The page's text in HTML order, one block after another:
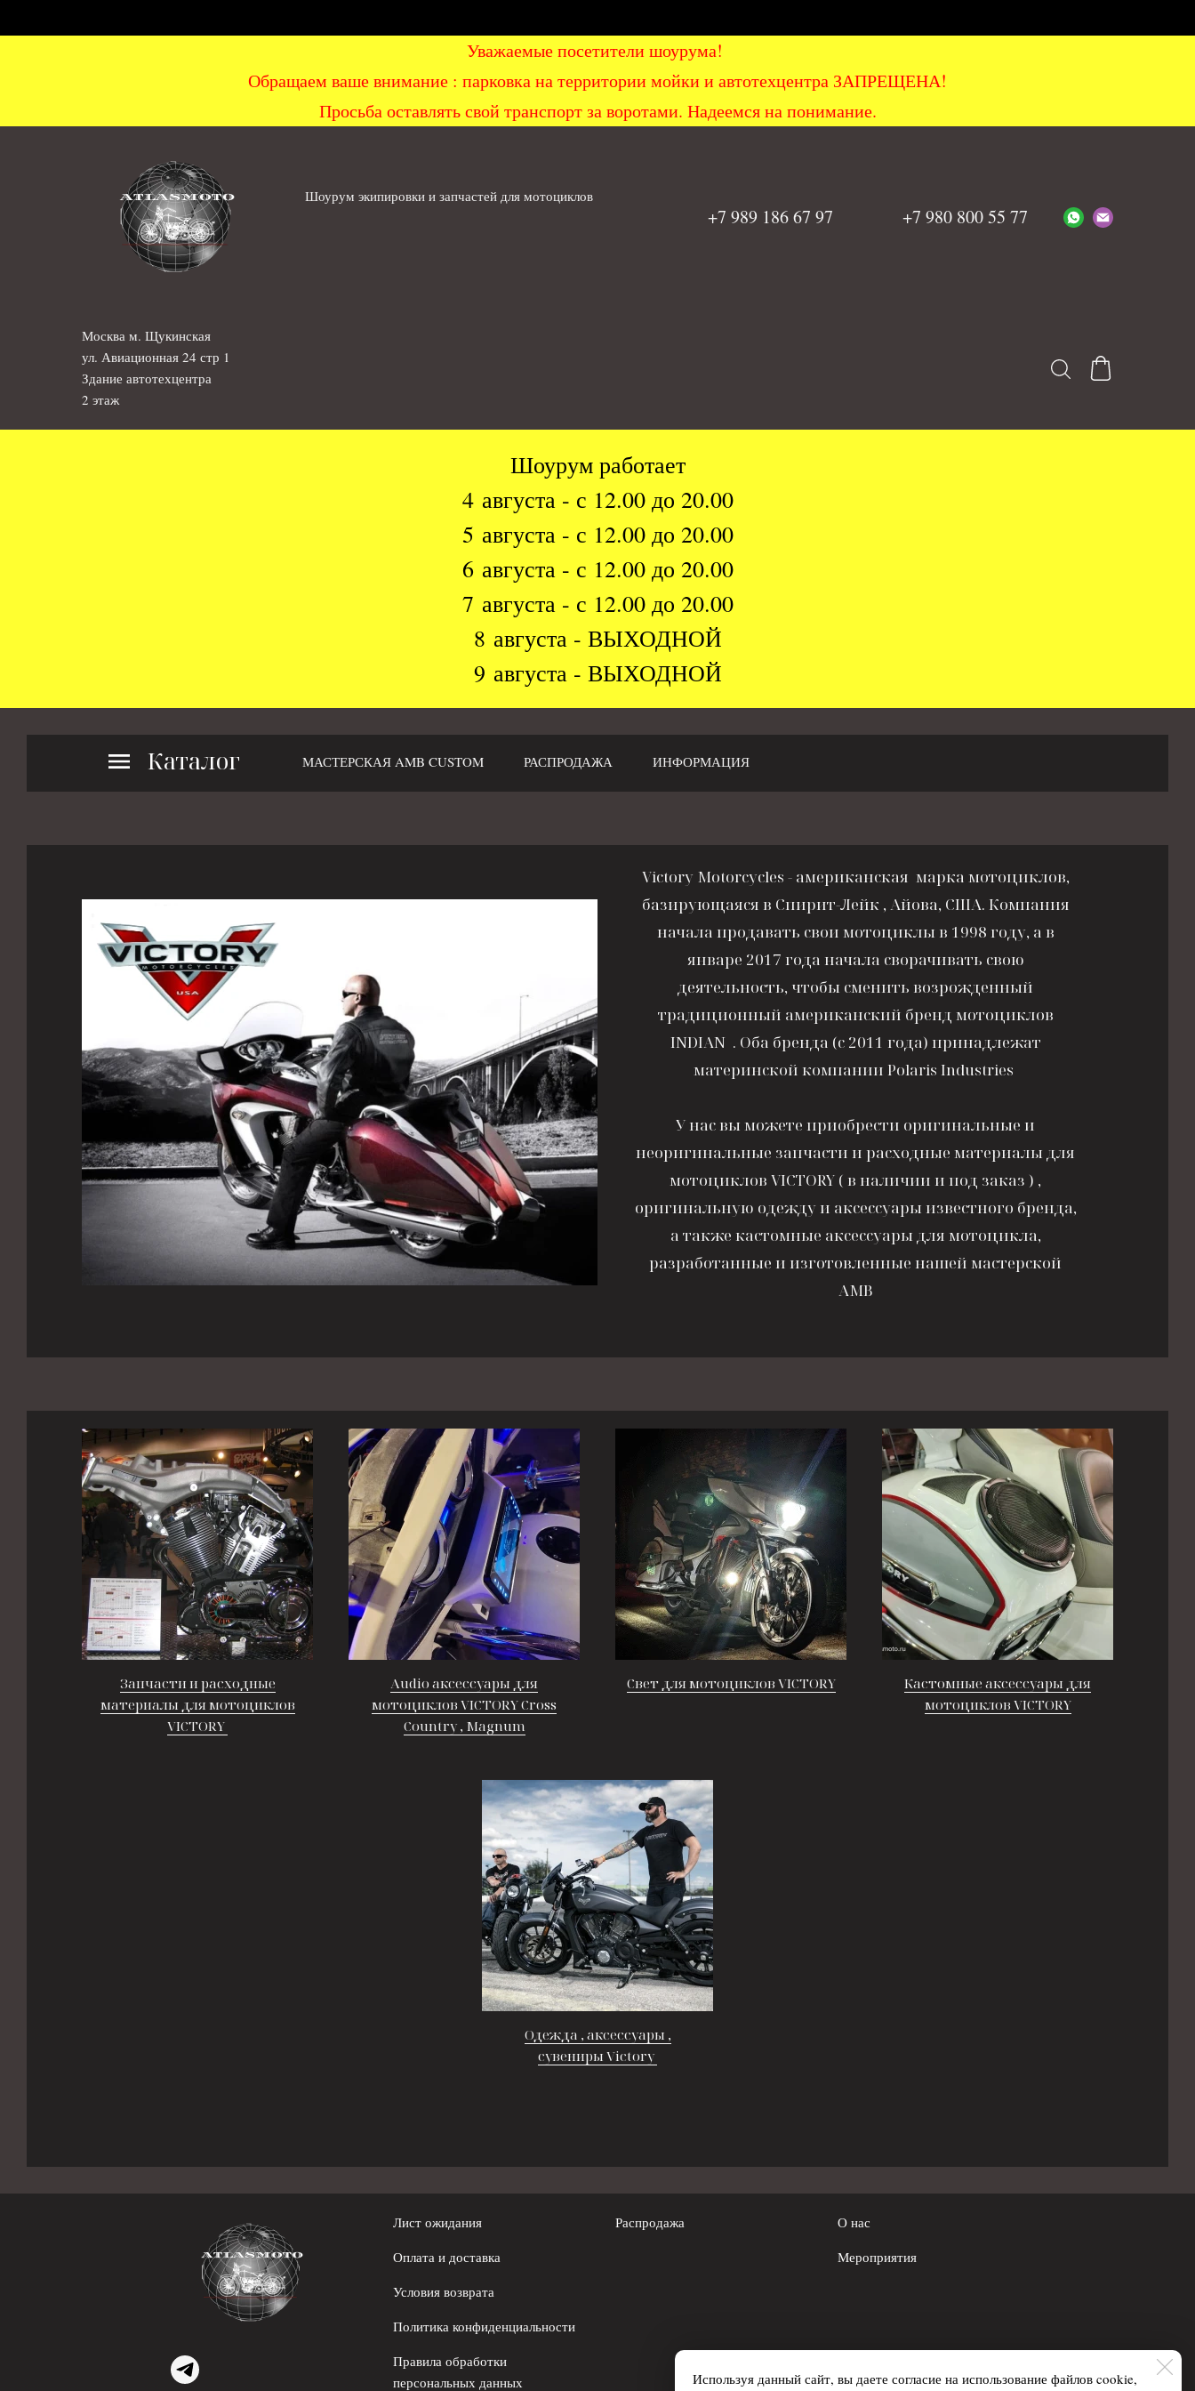
Уважаемые посетители шоурума!
Обращаем ваше внимание : парковка на территории мойки и автотехцентра ЗАПРЕЩЕНА!
Просьба оставлять свой транспорт за воротами. Надеемся на понимание.
Шоурум экипировки и запчастей для мотоциклов
+7 980 800 55 77
+7 989 186 67 97
Москва м. Щукинская
ул. Авиационная 24 стр 1
Здание автотехцентра
2 этаж
Шоурум работает
4 августа - с 12.00 до 20.00
5 августа - с 12.00 до 20.00
6 августа - с 12.00 до 20.00
7 августа - с 12.00 до 20.00
8 августа - ВЫХОДНОЙ
9 августа - ВЫХОДНОЙ
Каталог МАСТЕРСКАЯ AMB CUSTOM РАСПРОДАЖА ИНФОРМАЦИЯ
Victory Motorcycles - американская марка мотоциклов,
базирующаяся в Спирит-Лейк , Айова, США. Компания
начала продавать свои мотоциклы в 1998 году, а в
январе 2017 года начала сворачивать свою
деятельность, чтобы сменить возрожденный
традиционный американский бренд мотоциклов
INDIAN . Оба бренда (с 2011 года) принадлежат
материнской компании Polaris Industries
У нас вы можете приобрести оригинальные и
неоригинальные запчасти и расходные материалы для
мотоциклов VICTORY ( в наличии и под заказ ) ,
оригинальную одежду и аксессуары известного бренда,
а также кастомные аксессуары для мотоцикла,
разработанные и изготовленные нашей мастерской
AMB
Запчасти и расходные
материалы для мотоциклов
VICTORY
Audio аксессуары для
мотоциклов VICTORY Cross
Country , Magnum
Свет для мотоциклов VICTORY
Кастомные аксессуары для
мотоциклов VICTORY
Одежда , аксессуары ,
сувениры Victory
Используя данный сайт, вы даете согласие на использование файлов cookie,
Лист ожидания
Оплата и доставка
Условия возврата
Политика конфиденциальности
Правила обработки
персональных данных
Распродажа
О нас
Мероприятия